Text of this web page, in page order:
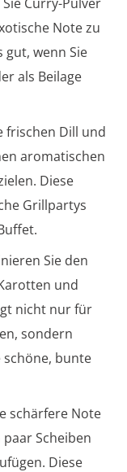
Note zu
gut, wenn Sie
als Beilage
frischen Dill und
aromatischen
Diese
Grillpartys
Sie den
und
nicht nur für
sondern
bunte
schärfere Note
Scheiben
Diese